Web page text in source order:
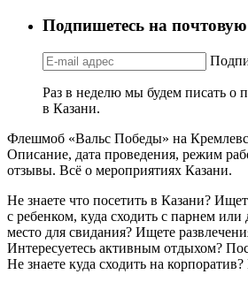
Подпишетесь на
Раз в неделю мы будем писать о
в Казани.
Флешмоб «Вальс Победы» на
Описание, дата проведения, режим
отзывы. Всё о мероприятиях Казани.
Не знаете что посетить в Казани?
с ребенком, куда сходить с парнем
место для свидания? Ищете
Интересуетесь активным отдыхом?
Не знаете куда сходить на